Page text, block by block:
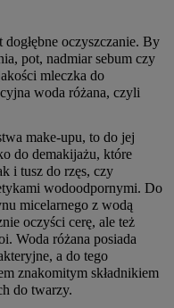
oczyszczanie. By
pot, nadmiar sebum czy
mleczka do
woda różana, czyli
make-upu, to do jej
do demakijażu, które
i tusz do rzęs, czy
wodoodpornymi. Do
micelarnego z wodą
oczyści cerę, ale też
Woda różana posiada
a do tego
znakomitym składnikiem
do twarzy.